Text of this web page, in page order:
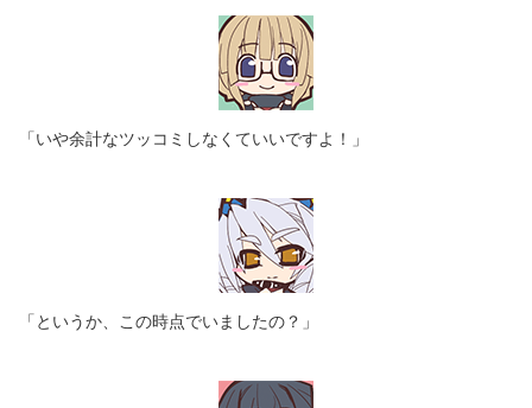
「いや余計なツッコミしなくていいですよ！」
「というか、この時点でいましたの？」